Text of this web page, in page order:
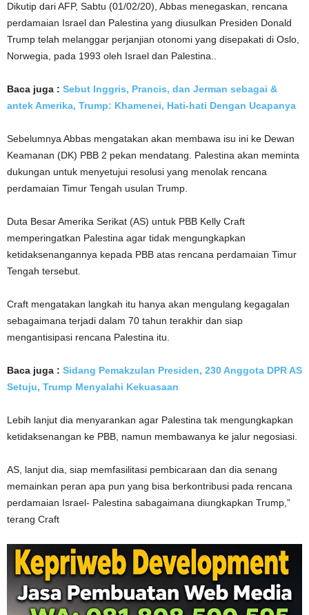
Dikutip dari AFP, Sabtu (01/02/20), Abbas menegaskan, rencana
perdamaian Israel dan Palestina yang diusulkan Presiden Donald
Trump telah melanggar perjanjian otonomi yang disepakati di Oslo,
Norwegia, pada 1993 oleh Israel dan Palestina.
Baca juga : Sebut Inggris, Prancis, dan Jerman sebagai &
antek Amerika, Trump: Khamenei, Hati-hati Dengan Ucapanya
Sebelumnya Abbas mengatakan akan membawa isu ini ke Dewan
Keamanan (DK) PBB 2 pekan mendatang. Palestina akan meminta
dukungan untuk menyetujui resolusi yang menolak rencana
perdamaian Timur Tengah usulan Trump.
Duta Besar Amerika Serikat (AS) untuk PBB Kelly Craft
memperingatkan Palestina agar tidak mengungkapkan
ketidaksenangannya kepada PBB atas rencana perdamaian Timur
Tengah tersebut.
Craft mengatakan langkah itu hanya akan mengulang kegagalan
sebagaimana terjadi dalam 70 tahun terakhir dan siap
mengantisipasi rencana Palestina itu.
Baca juga : Sidang Pemakzulan Presiden, 230 Anggota DPR AS
Setuju, Trump Menyalahi Kekuasaan
Lebih lanjut dia menyarankan agar Palestina tak mengungkapkan
ketidaksenangan ke PBB, namun membawanya ke jalur negosiasi.
AS, lanjut dia, siap memfasilitasi pembicaraan dan dia senang
memainkan peran apa pun yang bisa berkontribusi pada rencana
perdamaian Israel- Palestina sabagaimana diungkapkan Trump,”
terang Craft